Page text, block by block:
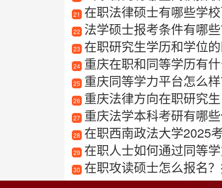
21 在职法律硕士有哪些学
22 法学硕士报考条件有哪
23 在职研究生学历和学位
24 重庆在职和同等学历有
25 重庆同等学力平台怎么样
26 重庆法律方向在职研究生
27 重庆法学本科考研有哪
28 在职西南政法大学2025
29 在职人士如何通过同等学
30 在职攻读硕士怎么报名